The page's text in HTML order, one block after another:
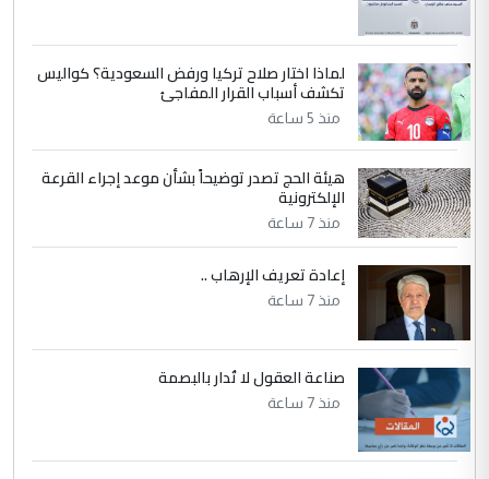
جامعاتها سنويا
5 عبد الأمير جاسم هليل
التعليق : نحن اباء الطلاب الأوائل على العراق
نتشرف بلقاء السيد احمد الصافي في العتبات
الموضوع :
مكتب السيد احمد الصافي : لا يوجود
لدينا اي حساب على الفيس بوك وتويتر
لماذا اختار صلاح تركيا ورفض السعودية؟ كواليس
تكشف أسباب القرار المفاجئ
منذ 5 ساعة
هيئة الحج تصدر توضيحاً بشأن موعد إجراء القرعة
الإلكترونية
منذ 7 ساعة
إعادة تعريف الإرهاب ..
منذ 7 ساعة
صناعة العقول لا تُدار بالبصمة
منذ 7 ساعة